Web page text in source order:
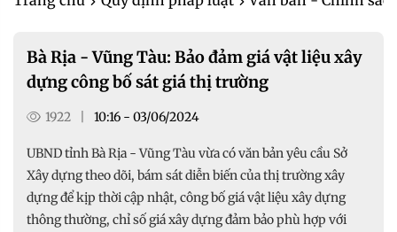
Bà Rịa - Vũng Tàu: Bảo đảm giá vật liệu xây
dựng công bố sát giá thị trường
1922 10:16 - 03/06/2024
UBND tỉnh Bà Rịa - Vũng Tàu vừa có văn bản yêu cầu Sở
Xây dựng theo dõi, bám sát diễn biến của thị trường xây
dựng để kịp thời cập nhật, công bố giá vật liệu xây dựng
thông thường, chỉ số giá xây dựng đảm bảo phù hợp với